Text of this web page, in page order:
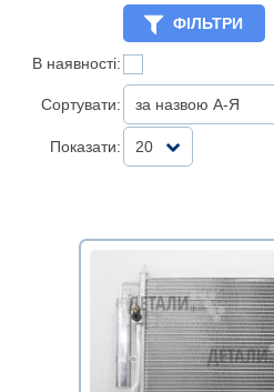
ФІЛЬТРИ
В наявності:
Сортувати: за назвою А-Я
Показати: 20